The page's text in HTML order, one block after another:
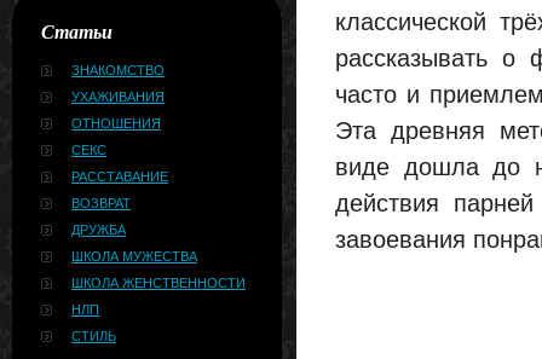
Статьи
ЗНАКОМСТВО
УХАЖИВАНИЯ
ОТНОШЕНИЯ
СЕКС
РАССТАВАНИЕ
ВОЗВРАТ
ДРУЖБА
ШКОЛА МУЖЕСТВА
ШКОЛА ЖЕНСТВЕННОСТИ
НЛП
СТИЛЬ
классической
рассказывать о
часто и
Эта древняя
виде дошла до
действия
завоевания